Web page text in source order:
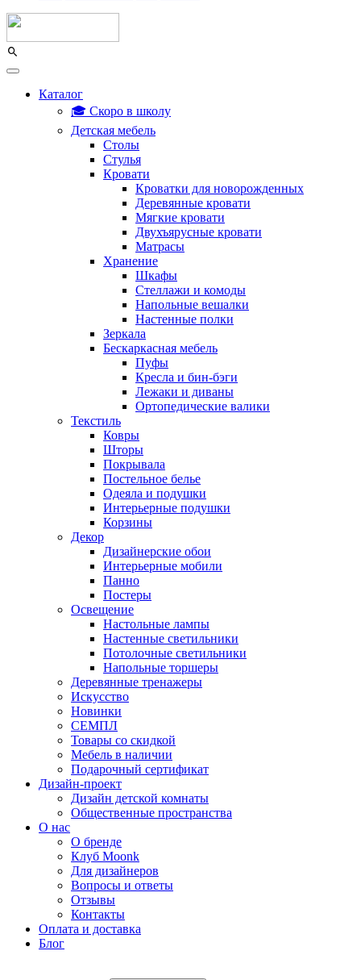
Каталог
🎓 Скоро в школу
Детская мебель
Столы
Стулья
Кровати
Кроватки для новорожденных
Деревянные кровати
Мягкие кровати
Двухъярусные кровати
Матрасы
Хранение
Шкафы
Стеллажи и комоды
Напольные вешалки
Настенные полки
Зеркала
Бескаркасная мебель
Пуфы
Кресла и бин-бэги
Лежаки и диваны
Ортопедические валики
Текстиль
Ковры
Шторы
Покрывала
Постельное белье
Одеяла и подушки
Интерьерные подушки
Корзины
Декор
Дизайнерские обои
Интерьерные мобили
Панно
Постеры
Освещение
Настольные лампы
Настенные светильники
Потолочные светильники
Напольные торшеры
Деревянные тренажеры
Искусство
Новинки
СЕМПЛ
Товары со скидкой
Мебель в наличии
Подарочный сертификат
Дизайн-проект
Дизайн детской комнаты
Общественные пространства
О нас
О бренде
Клуб Moonk
Для дизайнеров
Вопросы и ответы
Отзывы
Контакты
Оплата и доставка
Блог